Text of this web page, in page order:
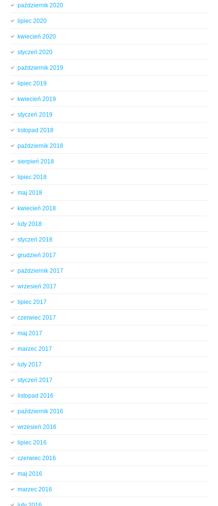
październik 2020
lipiec 2020
kwiecień 2020
styczeń 2020
październik 2019
lipiec 2019
kwiecień 2019
styczeń 2019
listopad 2018
październik 2018
sierpień 2018
lipiec 2018
maj 2018
kwiecień 2018
luty 2018
styczeń 2018
grudzień 2017
październik 2017
wrzesień 2017
lipiec 2017
czerwiec 2017
maj 2017
marzec 2017
luty 2017
styczeń 2017
listopad 2016
październik 2016
wrzesień 2016
lipiec 2016
czerwiec 2016
maj 2016
marzec 2016